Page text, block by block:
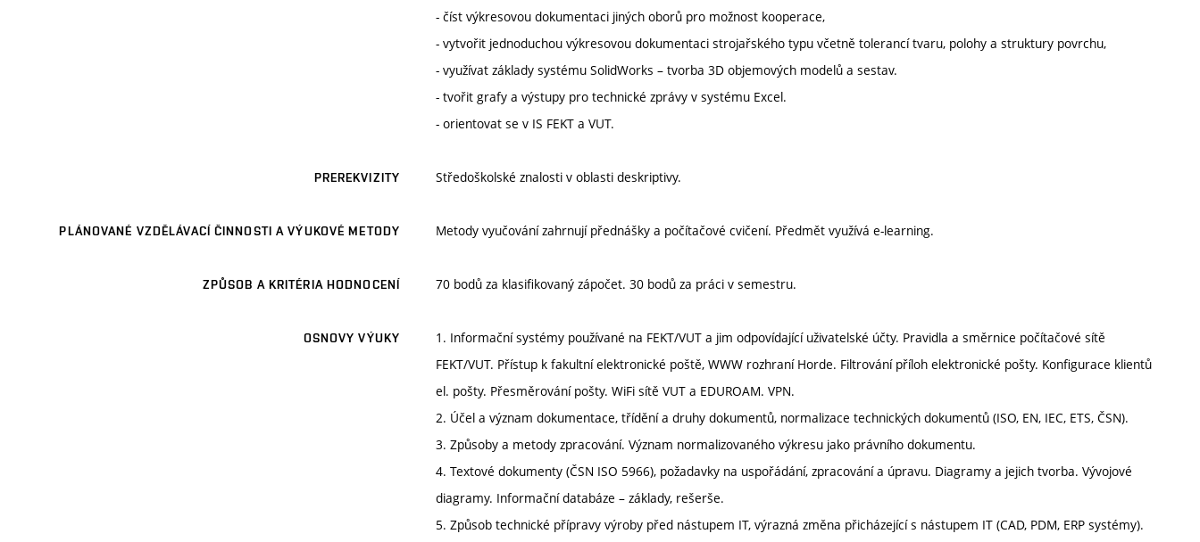
- číst výkresovou dokumentaci jiných oborů pro možnost kooperace,
- vytvořit jednoduchou výkresovou dokumentaci strojařského typu včetně tolerancí tvaru, polohy a struktury povrchu,
- využívat základy systému SolidWorks – tvorba 3D objemových modelů a sestav.
- tvořit grafy a výstupy pro technické zprávy v systému Excel.
- orientovat se v IS FEKT a VUT.
PREREKVIZITY Středoškolské znalosti v oblasti deskriptivy.
PLÁNOVANÉ VZDĚLÁVACÍ ČINNOSTI A VÝUKOVÉ METODY Metody vyučování zahrnují přednášky a počítačové cvičení. Předmět využívá e-learning.
ZPŮSOB A KRITÉRIA HODNOCENÍ 70 bodů za klasifikovaný zápočet. 30 bodů za práci v semestru.
OSNOVY VÝUKY
1. Informační systémy používané na FEKT/VUT a jim odpovídající uživatelské účty. Pravidla a směrnice počítačové sítě
FEKT/VUT. Přístup k fakultní elektronické poště, WWW rozhraní Horde. Filtrování příloh elektronické pošty. Konfigurace klientů
el. pošty. Přesměrování pošty. WiFi sítě VUT a EDUROAM. VPN.
2. Účel a význam dokumentace, třídění a druhy dokumentů, normalizace technických dokumentů (ISO, EN, IEC, ETS, ČSN).
3. Způsoby a metody zpracování. Význam normalizovaného výkresu jako právního dokumentu.
4. Textové dokumenty (ČSN ISO 5966), požadavky na uspořádání, zpracování a úpravu. Diagramy a jejich tvorba. Vývojové
diagramy. Informační databáze – základy, rešerše.
5. Způsob technické přípravy výroby před nástupem IT, výrazná změna přicházející s nástupem IT (CAD, PDM, ERP systémy).